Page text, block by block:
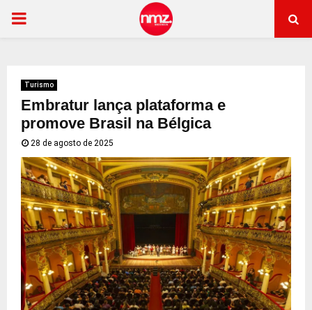
PRIMARY
Turismo
Embratur lança plataforma e
promove Brasil na Bélgica
28 de agosto de 2025